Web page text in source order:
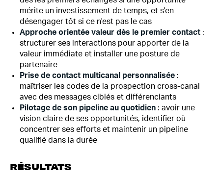
mérite un investissement de temps, et s'en
désengager tôt si ce n'est pas le cas
Approche orientée valeur dès le premier contact :
structurer ses interactions pour apporter de la
valeur immédiate et installer une posture de
partenaire
Prise de contact multicanal personnalisée :
maîtriser les codes de la prospection cross-canal
avec des messages ciblés et différenciants
Pilotage de son pipeline au quotidien : avoir une
vision claire de ses opportunités, identifier où
concentrer ses efforts et maintenir un pipeline
qualifié dans la durée
RÉSULTATS